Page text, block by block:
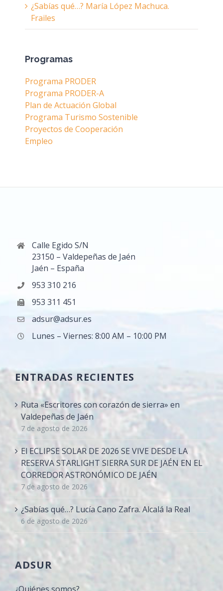
¿Sabías qué…? María López Machuca.
Frailes
Programas
Programa PRODER
Programa PRODER-A
Plan de Actuación Global
Programa Turismo Sostenible
Proyectos de Cooperación
Empleo
Calle Egido S/N
23150 – Valdepeñas de Jaén
Jaén – España
953 310 216
953 311 451
adsur@adsur.es
Lunes – Viernes: 8:00 AM – 10:00 PM
ENTRADAS RECIENTES
Ruta «Escritores con corazón de sierra» en
Valdepeñas de Jaén
7 de agosto de 2026
El ECLIPSE SOLAR DE 2026 SE VIVE DESDE LA
RESERVA STARLIGHT SIERRA SUR DE JAÉN EN EL
CORREDOR ASTRONÓMICO DE JAÉN
7 de agosto de 2026
¿Sabías qué…? Lucía Cano Zafra. Alcalá la Real
6 de agosto de 2026
ADSUR